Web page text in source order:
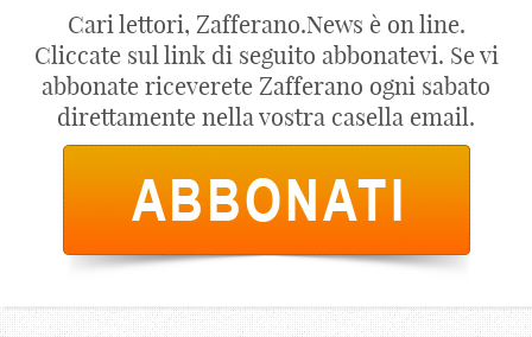
Cari lettori, Zafferano.News è on line.
Cliccate sul link di seguito abbonatevi. Se vi
abbonate riceverete Zafferano ogni sabato
direttamente nella vostra casella email.